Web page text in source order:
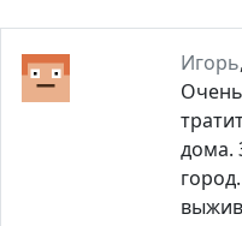
Игорь,
Очень
дома.